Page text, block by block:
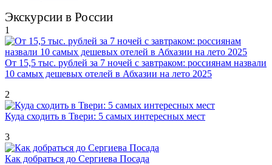
Экскурсии в России
1
От 15,5 тыс. рублей за 7 ночей с завтраком: россиянам назвали
10 самых дешевых отелей в Абхазии на лето 2025
2
Куда сходить в Твери: 5 самых интересных мест
3
Как добраться до Сергиева Посада